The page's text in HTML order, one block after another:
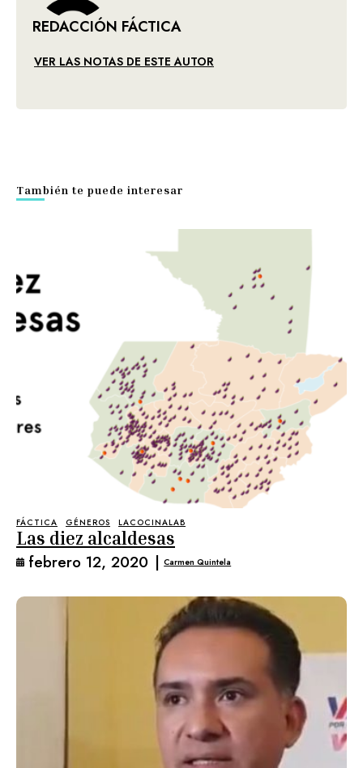
REDACCIÓN FÁCTICA
VER LAS NOTAS DE ESTE AUTOR
También te puede interesar
FÁCTICA GÉNEROS LACOCINALAB
Las diez alcaldesas
febrero 12, 2020 | Carmen Quintela